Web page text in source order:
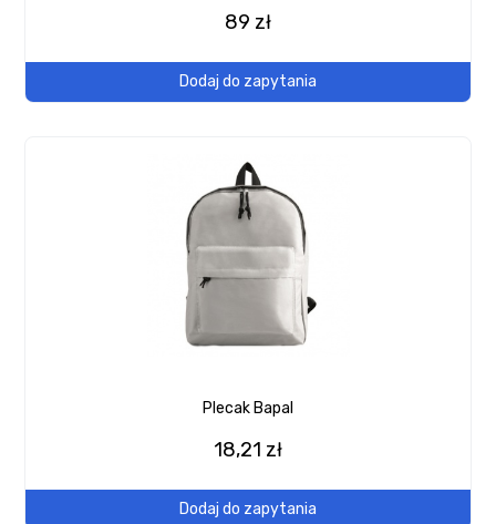
89 zł
Dodaj do zapytania
Plecak Bapal
18,21 zł
Dodaj do zapytania